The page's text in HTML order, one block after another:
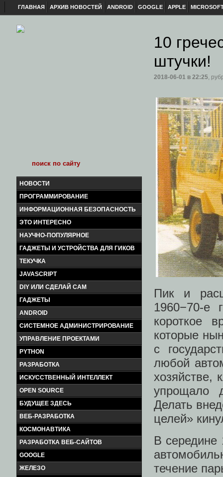
ГЛАВНАЯ АРХИВ НОВОСТЕЙ ANDROID GOOGLE APPLE
НОВОСТИ
ПРОГРАММИРОВАНИЕ
ИНФОРМАЦИОННАЯ БЕЗОПАСНОСТЬ
ЭТО ИНТЕРЕСНО
НАУЧНО-ПОПУЛЯРНОЕ
ГАДЖЕТЫ И УСТРОЙСТВА ДЛЯ ГИКОВ
ТЕКУЧКА
JAVASCRIPT
DIY ИЛИ СДЕЛАЙ САМ
ГАДЖЕТЫ
ANDROID
СИСТЕМНОЕ АДМИНИСТРИРОВАНИЕ
УПРАВЛЕНИЕ ПРОЕКТАМИ
PYTHON
РАЗРАБОТКА
ИСКУССТВЕННЫЙ ИНТЕЛЛЕКТ
OPEN SOURCE
БУДУЩЕЕ ЗДЕСЬ
ВЕБ-РАЗРАБОТКА
КОСМОНАВТИКА
РАЗРАБОТКА ВЕБ-САЙТОВ
GOOGLE
ЖЕЛЕЗО
10
штучки!
2018-06-01 в 22:25,
Пик и
1960−70-
короткое
которые
с
любой
хозяйстве,
упрощало
Делать
целей»
В середине
течение